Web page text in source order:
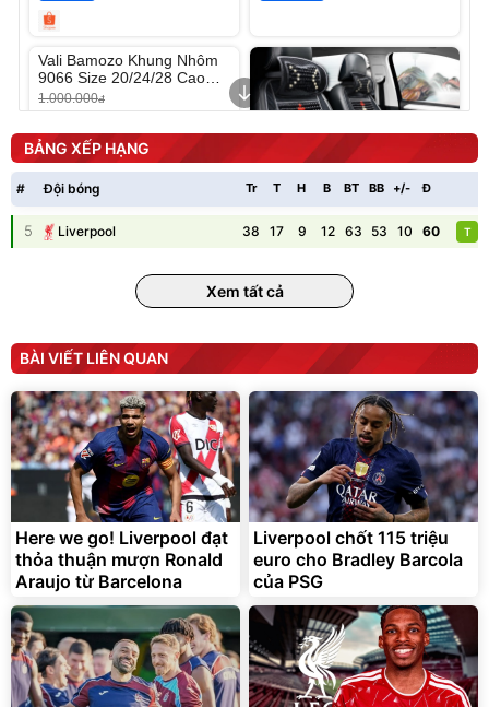
Vali Bamozo Khung Nhôm
9066 Size 20/24/28 Cao
Cấp
1.000.000đ
825.000
Flash Sale
chống nóng giúp thoải mái
trong di chuyển
Đã bán nhiều
BẢNG XẾP HẠNG
# Đội bóng Tr T H B BT BB +/- Đ
5 Liverpool 38 17 9 12 63 53 10 60 T
Xem tất cả
BÀI VIẾT LIÊN QUAN
Here we go! Liverpool đạt
thỏa thuận mượn Ronald
Araujo từ Barcelona
Liverpool chốt 115 triệu
euro cho Bradley Barcola
của PSG